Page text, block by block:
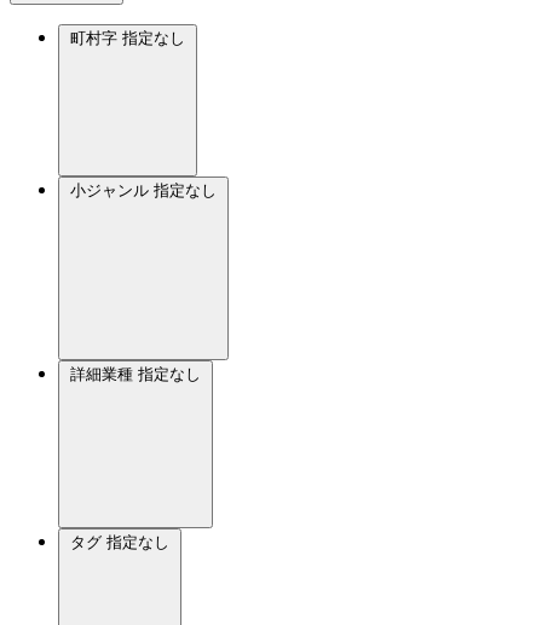
町村字 指定なし
小ジャンル 指定なし
詳細業種 指定なし
タグ 指定なし